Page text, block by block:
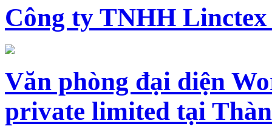
Công ty TNHH Linctex
Văn phòng đại diện
private limited tại